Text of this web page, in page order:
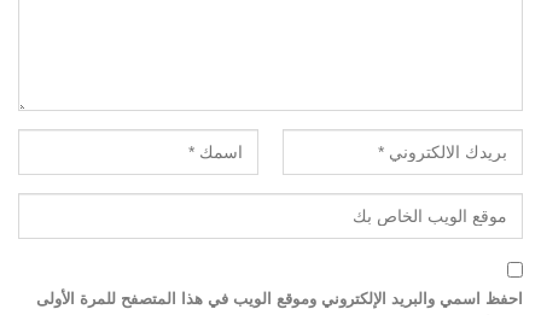
احفظ اسمي والبريد الإلكتروني وموقع الويب في هذا المتصفح للمرة الأولى